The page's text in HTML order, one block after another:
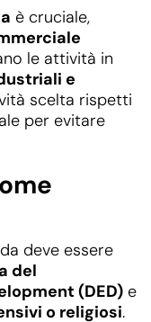
è cruciale,
le attività in
e
scelta rispetti
per evitare
deve essere
del
(DED) e
o religiosi.